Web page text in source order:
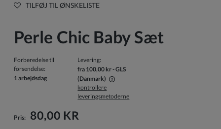
TILFØJ TIL ØNSKELISTE
Perle Chic Baby Sæt
Forberedelse til
forsendelse:
1 arbejdsdag
Levering:
fra 100,00 kr- GLS
(Danmark)
Prisen inkluderer ikke eventuelle betalingsomkostninger
kontrollere
leveringsmetoderne
Pris: 80,00 KR